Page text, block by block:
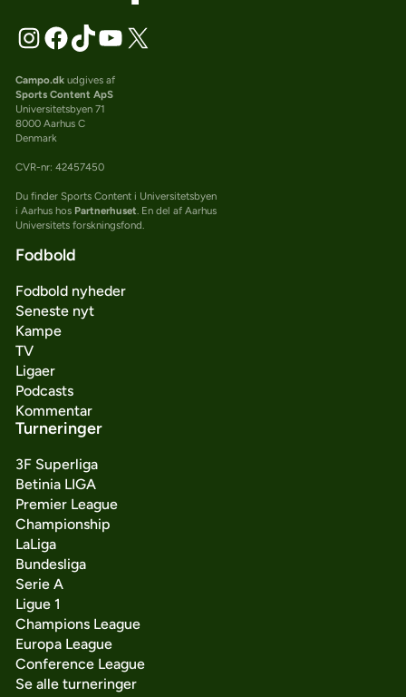
Campo.dkudgives af
Sports Content ApS
Universitetsbyen 71
8000 Aarhus C
Denmark
CVR-nr: 42457450
Du finder Sports Content i Universitetsbyen
i Aarhus hos Partnerhuset. En del af Aarhus
Universitets forskningsfond.
Fodbold
Fodbold nyheder
Seneste nyt
Kampe
TV
Ligaer
Podcasts
Kommentar
Turneringer
3F Superliga
Betinia LIGA
Premier League
Championship
LaLiga
Bundesliga
Serie A
Ligue 1
Champions League
Europa League
Conference League
Se alle turneringer